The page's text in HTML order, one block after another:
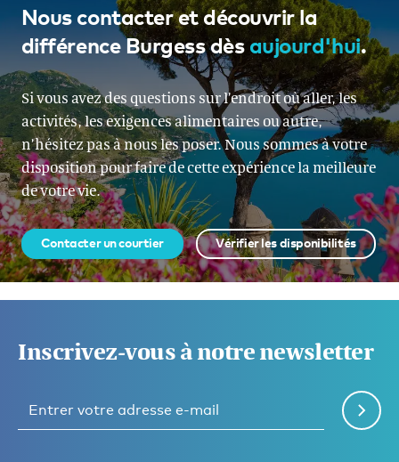
Nous contacter et découvrir la
différence Burgess dès aujourd'hui.
Si vous avez des questions sur l’endroit où aller, les
activités, les exigences alimentaires ou autre,
n’hésitez pas à nous les poser. Nous sommes à votre
disposition pour faire de cette expérience la meilleure
de votre vie.
Contacter un courtier Vérifier les disponibilités
Inscrivez-vous à notre newsletter